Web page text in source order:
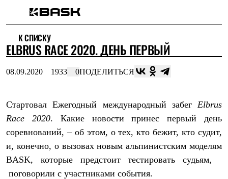
Интернет-магазин
Мужская одежда
Утепленная пухом
Куртки
Брюки
Утепленная синтетикой
Куртки
Штормовая одежда
Куртки
Брюки
Софтшелл одежда
Куртки
К СПИСКУ
ELBRUS RACE 2020. ДЕНЬ ПЕРВЫЙ
08.09.2020 1933 0ПОДЕЛИТЬСЯ
Стартовал Ежегодный международный забег Elbrus
Race 2020. Какие новости принес первый день
соревнований, – об этом, о тех, кто бежит, кто судит,
и, конечно, о вызовах новым альпинистским моделям
BASK, которые предстоит тестировать судьям,
поговорили с участниками события.